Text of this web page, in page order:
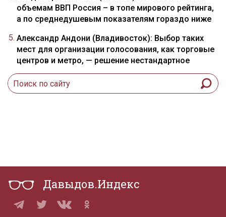
объемам ВВП Россия – в топе мирового рейтинга,
а по среднедушевым показателям гораздо ниже
Александр Андони (Владивосток): Выбор таких
мест для организации голосования, как торговые
центров и метро, — решение нестандартное
Давыдов.Индекс